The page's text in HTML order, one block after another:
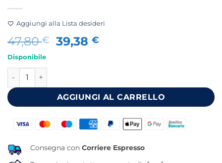
Aggiungi alla Lista desideri
47,80€
Il
47,80 €.
39,38€
39,38 €.
Disponibile
KRON SOLUZIONE ORALE 300 ML quantità
AGGIUNGI AL CARRELLO
Consegna con Corriere Espresso